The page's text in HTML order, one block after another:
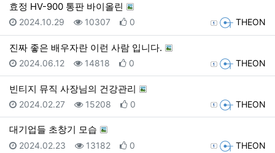
효정 HV-900 통판 바이올린
등록자 THEON
등록일
2024.10.29 조회
10307 추천
0
진짜 좋은 배우자란 이런 사람 입니다.
등록자 THEON
등록일
2024.06.12 조회
14818 추천
0
빈티지 뮤직 사장님의 건강관리
등록자 THEON
등록일
2024.02.27 조회
15208 추천
0
대기업들 초창기 모습
등록자 THEON
등록일
2024.02.23 조회
13182 추천
0